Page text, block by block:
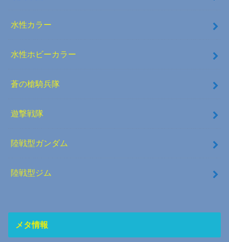
水性カラー
水性ホビーカラー
蒼の槍騎兵隊
遊撃戦隊
陸戦型ガンダム
陸戦型ジム
メタ情報